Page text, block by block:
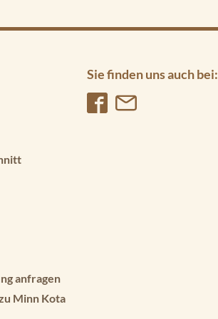
Sie finden uns auch bei:
anfragen
Minn Kota